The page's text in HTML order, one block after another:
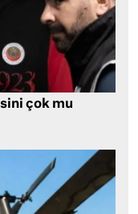
çok mu